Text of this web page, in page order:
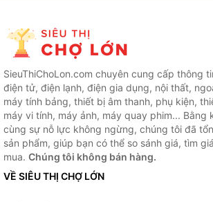
SieuThiChoLon.com chuyên cung cấp thông
điện tử, điện lạnh, điện gia dụng, nội thất,
máy tính bảng, thiết bị âm thanh, phụ kiện,
máy vi tính, máy ảnh, máy quay phim... Bằng
cùng sự nỗ lực không ngừng, chúng tôi đã
sản phẩm, giúp bạn có thể so sánh giá, tìm
mua. Chúng tôi không bán hàng.
VỀ SIÊU THỊ CHỢ LỚN